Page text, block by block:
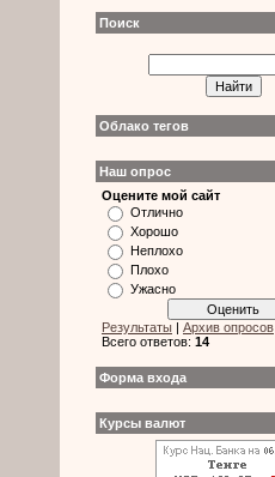
Поиск
Облако тегов
Наш опрос
Оцените мой сайт
Отлично
Хорошо
Неплохо
Плохо
Ужасно
Результаты | Архив опросов
Всего ответов: 14
Форма входа
Курсы валют